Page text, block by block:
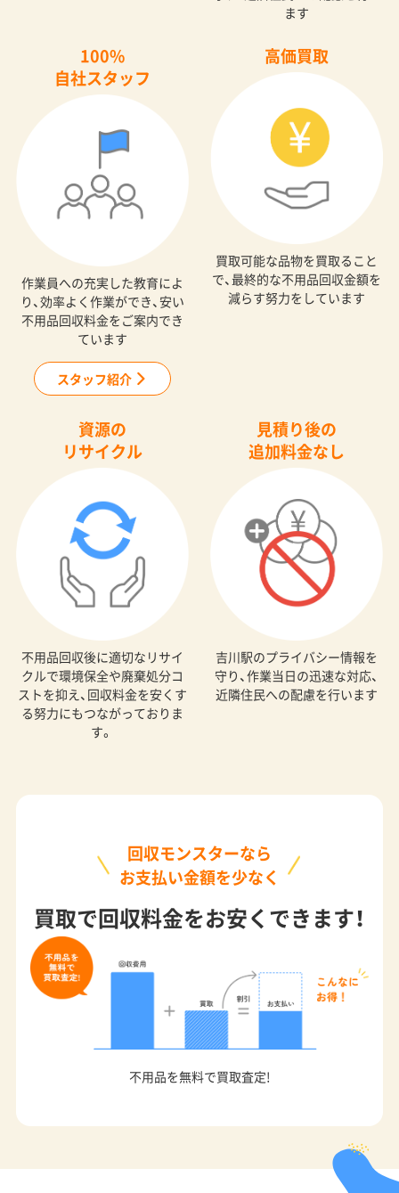
ます
100%
自社スタッフ
作業員への充実した教育によ
り、効率よく作業ができ、安い
不用品回収料金をご案内でき
ています
スタッフ紹介
高価買取
買取可能な品物を買取ること
で、最終的な不用品回収金額を
減らす努力をしています
資源の
リサイクル
不用品回収後に適切なリサイ
クルで環境保全や廃棄処分コ
ストを抑え、回収料金を安くす
る努力にもつながっておりま
す。
見積り後の
追加料金なし
吉川駅のプライバシー情報を
守り、作業当日の迅速な対応、
近隣住民への配慮を行います
回収モンスターなら
お支払い金額を少なく
買取で回収料金をお安くできます！
不用品を無料で買取査定!